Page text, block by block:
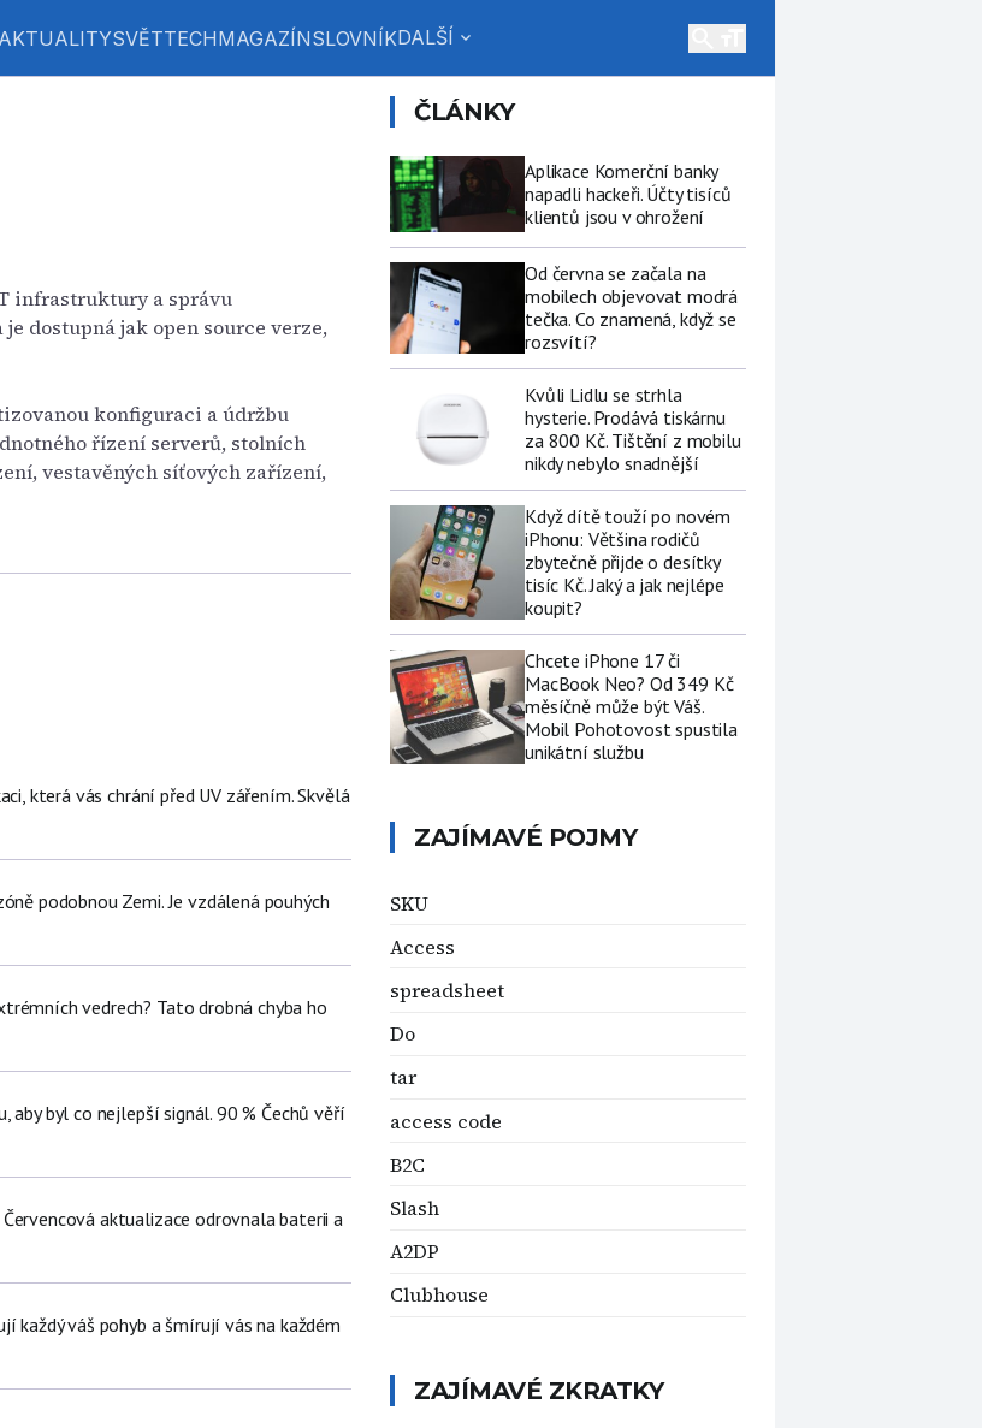
AKTUALITYSVĚTTECHMAGAZÍNSLOVNÍKDALŠÍ expand_more
infrastruktury a správu
dostupná jak open source verze,
konfiguraci a údržbu
řízení serverů, stolních
vestavěných síťových zařízení,
která vás chrání před UV zářením. Skvělá
podobnou Zemi. Je vzdálená pouhých
vedrech? Tato drobná chyba ho
aby byl co nejlepší signál. 90 % Čechů věří
aktualizace odrovnala baterii a
každý váš pohyb a šmírují vás na každém
ČLÁNKY
Aplikace Komerční banky
napadli hackeři. Účty tisíců
klientů jsou v ohrožení
Od června se začala na
mobilech objevovat modrá
tečka. Co znamená, když se
rozsvítí?
Kvůli Lidlu se strhla
hysterie. Prodává tiskárnu
za 800 Kč. Tištění z mobilu
nikdy nebylo snadnější
Když dítě touží po novém
iPhonu: Většina rodičů
zbytečně přijde o desítky
tisíc Kč. Jaký a jak nejlépe
koupit?
Chcete iPhone 17 či
MacBook Neo? Od 349 Kč
měsíčně může být Váš.
Mobil Pohotovost spustila
unikátní službu
ZAJÍMAVÉ POJMY
SKU
Access
spreadsheet
Do
tar
access code
B2C
Slash
A2DP
Clubhouse
ZAJÍMAVÉ ZKRATKY